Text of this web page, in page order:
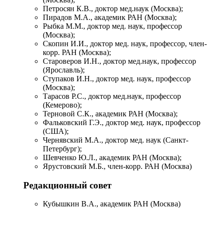
Петросян К.В., доктор мед.наук (Москва);
Пирадов М.А., академик РАН (Москва);
Рыбка М.М., доктор мед. наук, профессор
(Москва);
Скопин И.И., доктор мед. наук, профессор, член-
корр. РАН (Москва);
Староверов И.Н., доктор мед.наук, профессор
(Ярославль);
Ступаков И.Н., доктор мед. наук, профессор
(Москва);
Тарасов Р.С., доктор мед.наук, профессор
(Кемерово);
Терновой С.К., академик РАН (Москва);
Фальковский Г.Э., доктор мед. наук, профессор
(США);
Чернявский М.А., доктор мед. наук (Санкт-
Петербург);
Шевченко Ю.Л., академик РАН (Москва);
Ярустовский М.Б., член-корр. РАН (Москва)
Редакционный совет
Кубышкин В.А., академик РАН (Москва)